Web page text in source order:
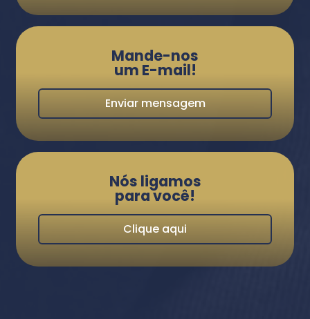
Mande-nos
um E-mail!
Enviar mensagem
Nós ligamos
para você!
Clique aqui